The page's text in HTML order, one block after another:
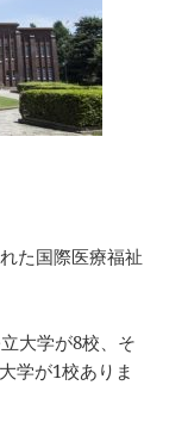
た国際医療福祉
大学が8校、そ
学が1校ありま